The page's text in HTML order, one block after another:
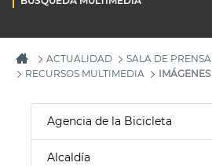
ACTUALIDAD
SALA DE PRENSA
RECURSOS MULTIMEDIA
IMÁGENES
Agencia de la Bicicleta
Alcaldía